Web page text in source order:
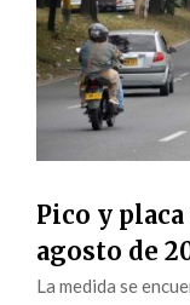
Pico y
agosto de
La medida se